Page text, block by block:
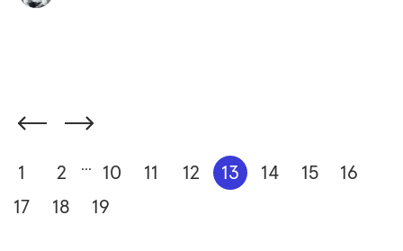
1 2 ... 10 11 12 13 14 15
16
17
18 19